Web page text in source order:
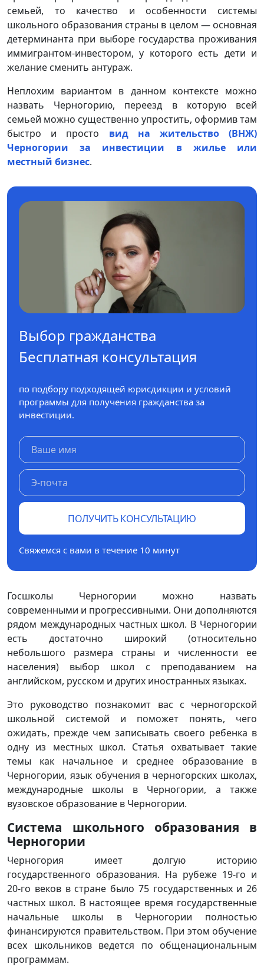
семьей, то качество и особенности системы
школьного образования страны в целом — основная
детерминанта при выборе государства проживания
иммигрантом-инвестором, у которого есть дети и
желание сменить антураж.
Неплохим вариантом в данном контексте можно
назвать Черногорию, переезд в которую всей
семьей можно существенно упростить, оформив там
быстро и просто вид на жительство (ВНЖ)
Черногории за инвестиции в жилье или
местный бизнес.
Выбор гражданства
Бесплатная консультация
по подбору подходящей юрисдикции и условий
программы для получения гражданства за
инвестиции.
ПОЛУЧИТЬ КОНСУЛЬТАЦИЮ
Свяжемся с вами в течение 10 минут
Госшколы Черногории можно назвать
современными и прогрессивными. Они дополняются
рядом международных частных школ. В Черногории
есть достаточно широкий (относительно
небольшого размера страны и численности ее
населения) выбор школ с преподаванием на
английском, русском и других иностранных языках.
Это руководство познакомит вас с черногорской
школьной системой и поможет понять, чего
ожидать, прежде чем записывать своего ребенка в
одну из местных школ. Статья охватывает такие
темы как начальное и среднее образование в
Черногории, язык обучения в черногорских школах,
международные школы в Черногории, а также
вузовское образование в Черногории.
Система школьного образования в
Черногории
Черногория имеет долгую историю
государственного образования. На рубеже 19-го и
20-го веков в стране было 75 государственных и 26
частных школ. В настоящее время государственные
начальные школы в Черногории полностью
финансируются правительством. При этом обучение
всех школьников ведется по общенациональным
программам.